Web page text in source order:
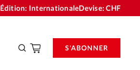
Édition: InternationaleDevise:CHF
S'ABONNER